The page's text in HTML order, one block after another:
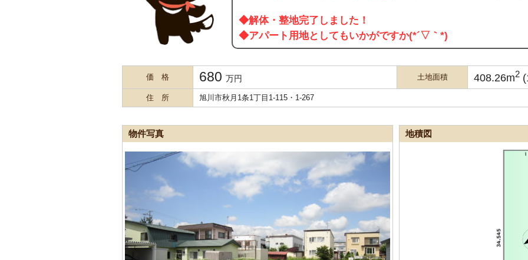
◆解体・整地完了しました！
◆アパート用地としてもいかがですか(*´▽｀*)
価 格 680 万円 土地面積 408.26m2
住 所 旭川市秋月1条1丁目1-115・1-267
物件写真 地積図